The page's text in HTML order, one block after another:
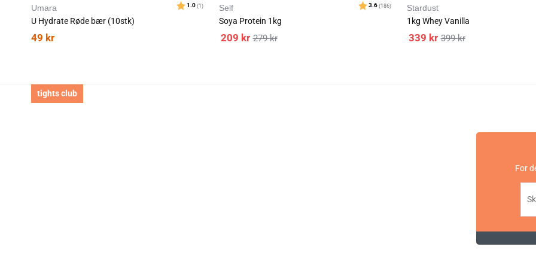
31 g
1,4 g
Umara
U Hydrate Røde bær (10stk)
49 kr
Self
Soya Protein 1kg
279kr
209 kr
Stardust
1kg Whey Vanilla
399kr
339 kr
tights club
For